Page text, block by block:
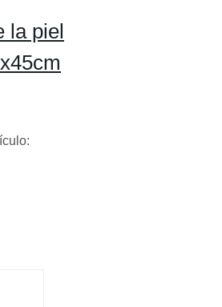
la piel
artículo: